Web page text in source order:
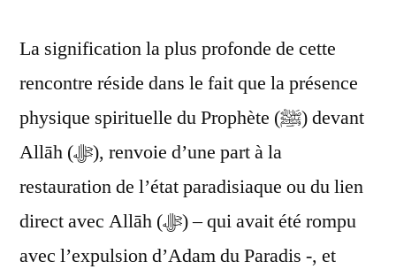
La signification la plus profonde de cette
rencontre réside dans le fait que la présence
physique spirituelle du Prophète (ﷺ) devant
Allāh (ﷻ), renvoie d’une part à la
restauration de l’état paradisiaque ou du lien
direct avec Allāh (ﷻ) – qui avait été rompu
avec l’expulsion d’Adam du Paradis -, et